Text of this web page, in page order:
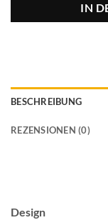
IN
BESCHREIBUNG
REZENSIONEN (0)
Design